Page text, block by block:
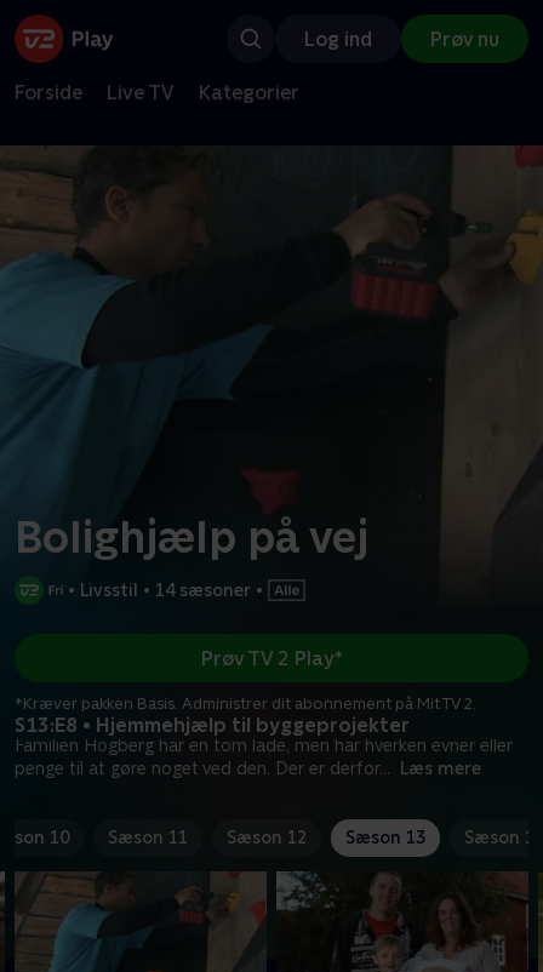
Log ind Prøv nu
Forside Live TV Kategorier
Bolighjælp på vej
• Livsstil • 14 sæsoner •
S13:E8 • Hjemmehjælp til byggeprojekter
Familien Högberg har en tom lade, men har hverken evner eller
penge til at gøre noget ved den. Der er derfor... Læs mere
Prøv TV 2 Play*
*Kræver pakken Basis. Administrer dit abonnement på Mit TV 2.
10 Sæson 11 Sæson 12 Sæson 13 Sæson 14